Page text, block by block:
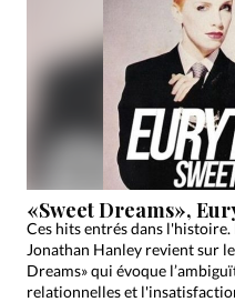
«Sweet Dreams»,
Ces hits entrés dans
Jonathan Hanley revient sur
Dreams» qui évoque
relationnelles et